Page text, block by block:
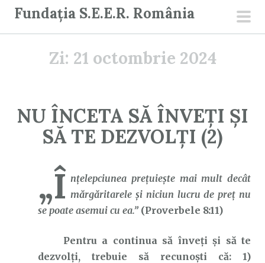
Fundația S.E.E.R. România
Zi: 21 octombrie 2024
NU ÎNCETA SĂ ÎNVEȚI ȘI
SĂ TE DEZVOLȚI (2)
„Î nţelepciunea preţuieşte mai mult decât
mărgăritarele şi niciun lucru de preţ nu
se poate asemui cu ea.” (Proverbele 8:11)
Pentru a continua să înveți și să te
dezvolți, trebuie să recunoști că: 1)